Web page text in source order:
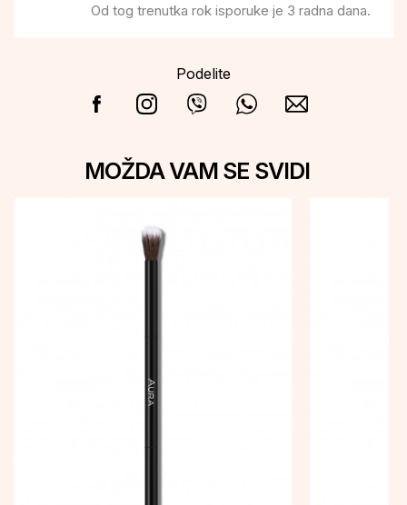
Od tog trenutka rok isporuke je 3 radna dana.
Podelite
MOŽDA VAM SE SVIDI